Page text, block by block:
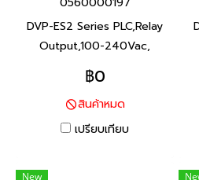
DVP-ES2 Series PLC,Relay
Output,100-240Vac,
Product P/N:
DVP60ES200R I/O Points
60,Program Capacity 16K
steps, Built-in RS-232 and
฿0
สินค้าหมด
เปรียบเทียบ
New